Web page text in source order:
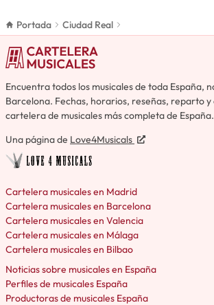
Portada Ciudad Real
Encuentra todos los musicales de toda España,
Barcelona. Fechas, horarios, reseñas, reparto y
cartelera de musicales más completa de España.
Una página de Love4Musicals
Cartelera musicales en Madrid
Cartelera musicales en Barcelona
Cartelera musicales en Valencia
Cartelera musicales en Málaga
Cartelera musicales en Bilbao
Noticias sobre musicales en España
Perfiles de musicales España
Productoras de musicales España